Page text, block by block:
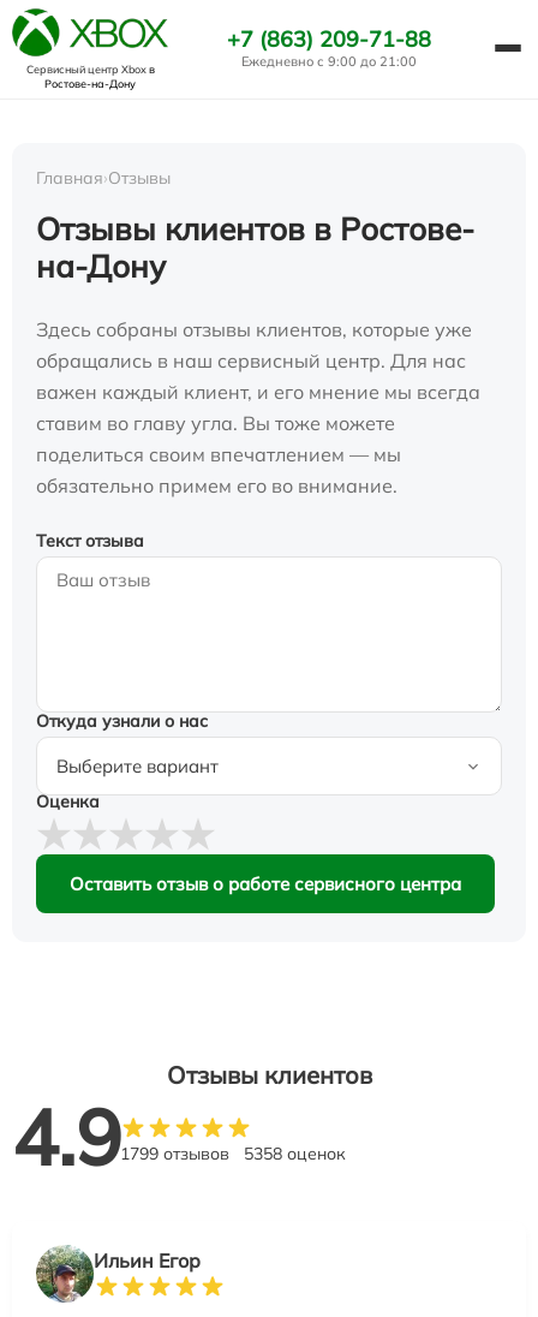
Сервисный центр Xboxв
Ростове-на-Дону
+7 (863) 209-71-88
Ежедневно с 9:00 до 21:00
Главная›Отзывы
Отзывы клиентов в Ростове-
на-Дону
Здесь собраны отзывы клиентов, которые уже
обращались в наш сервисный центр. Для нас
важен каждый клиент, и его мнение мы всегда
ставим во главу угла. Вы тоже можете
поделиться своим впечатлением — мы
обязательно примем его во внимание.
Текст отзыва
Откуда узнали о нас
Оценка
Оставить отзыв о работе сервисного центра
Отзывы клиентов
4.91799 отзывов 5358 оценок
Ильин Егор